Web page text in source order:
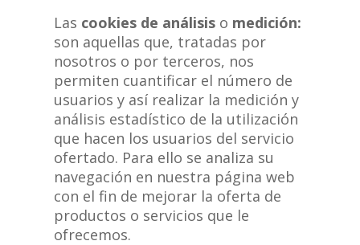
Las cookies de análisis o medición:
son aquellas que, tratadas por
nosotros o por terceros, nos
permiten cuantificar el número de
usuarios y así realizar la medición y
análisis estadístico de la utilización
que hacen los usuarios del servicio
ofertado. Para ello se analiza su
navegación en nuestra página web
con el fin de mejorar la oferta de
productos o servicios que le
ofrecemos.